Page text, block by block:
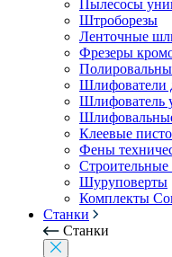
Пылесосы
Штроборезы
Ленточные
Фрезеры
Шлифователи
Шлифователь
Клеевые
Фены
Шуруповерты
Комплекты
Станки
Станки